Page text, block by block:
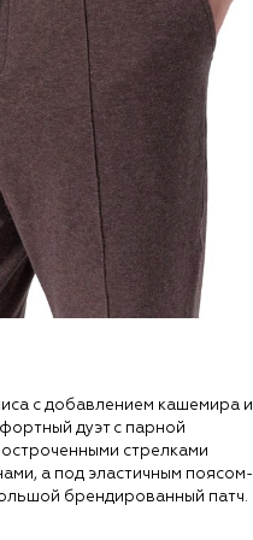
с добавлением кашемира и
дуэт с парной
стрелками
а под эластичным поясом-
брендированный патч.